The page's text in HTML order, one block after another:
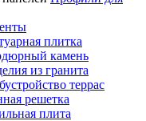
плитка
камень
из гранита
террас
решетка
плита